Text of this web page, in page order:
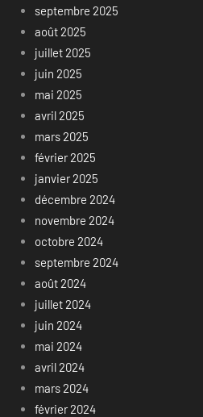
septembre 2025
août 2025
juillet 2025
juin 2025
mai 2025
avril 2025
mars 2025
février 2025
janvier 2025
décembre 2024
novembre 2024
octobre 2024
septembre 2024
août 2024
juillet 2024
juin 2024
mai 2024
avril 2024
mars 2024
février 2024